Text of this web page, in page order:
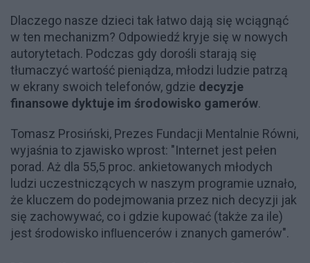
Dlaczego nasze dzieci tak łatwo dają się wciągnąć
w ten mechanizm? Odpowiedź kryje się w nowych
autorytetach. Podczas gdy dorośli starają się
tłumaczyć wartość pieniądza, młodzi ludzie patrzą
w ekrany swoich telefonów, gdzie decyzje
finansowe dyktuje im środowisko gamerów.
Tomasz Prosiński, Prezes Fundacji Mentalnie Równi,
wyjaśnia to zjawisko wprost: "Internet jest pełen
porad. Aż dla 55,5 proc. ankietowanych młodych
ludzi uczestniczących w naszym programie uznało,
że kluczem do podejmowania przez nich decyzji jak
się zachowywać, co i gdzie kupować (także za ile)
jest środowisko inﬂuencerów i znanych gamerów".